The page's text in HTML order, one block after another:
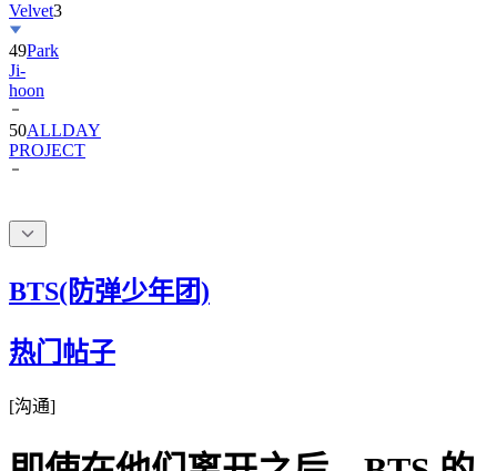
49Park
Ji-
hoon
50ALLDAY
PROJECT
BTS(防弹少年团)
热门帖子
[沟通]